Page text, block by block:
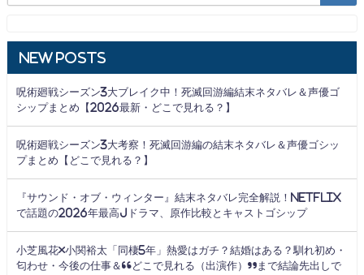
New Posts
呪術廻戦シーズン3大ブレイク中！死滅回游編結末ネタバレ＆声優ゴ
シップまとめ【2026最新・どこで見れる？】
呪術廻戦シーズン3大考察！死滅回游編の結末ネタバレ＆声優ゴシッ
プまとめ【どこで見れる？】
『サウンド・オブ・ウィンター』結末ネタバレ完全解説！Netflix
で話題の2026年最高Jドラマ、原作比較とキャストゴシップ
小芝風花×小関裕太「同棲5年」熱愛はガチ？結婚はある？馴れ初め・
匂わせ・今後の仕事＆“どこで見れる（出演作）”まで結論先出しで